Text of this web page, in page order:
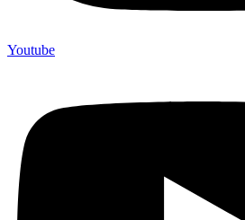
Youtube